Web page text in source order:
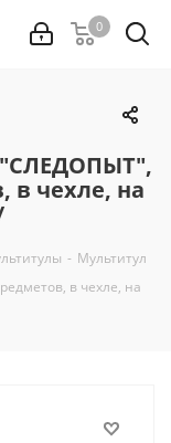
0
"СЛЕДОПЫТ",
в чехле, на
- Мультитул
в чехле, на